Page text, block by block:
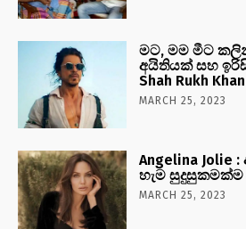
මට, මම මීට
අයිතියක් සහ
Shah Rukh Khan
MARCH 25, 2023
Angelina
හැම සුදුසුකමක්ම
MARCH 25, 2023